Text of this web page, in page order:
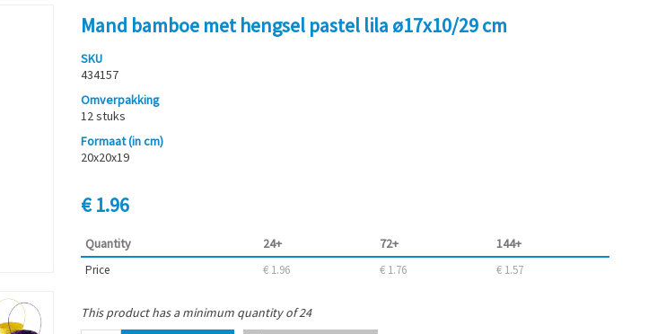
Mand bamboe met hengsel pastel lila ø17x10/29 cm
SKU
434157
Omverpakking
12 stuks
Formaat (in cm)
20x20x19
€ 1.96
Quantity 24+ 72+ 144+
Price € 1.96 € 1.76 € 1.57
This product has a minimum quantity of 24